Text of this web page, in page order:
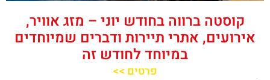
קוסטה ברווה בחודש יוני – מזג אוויר,
אירועים, אתרי תיירות ודברים שמיוחדים
במיוחד לחודש זה
פרטים >>